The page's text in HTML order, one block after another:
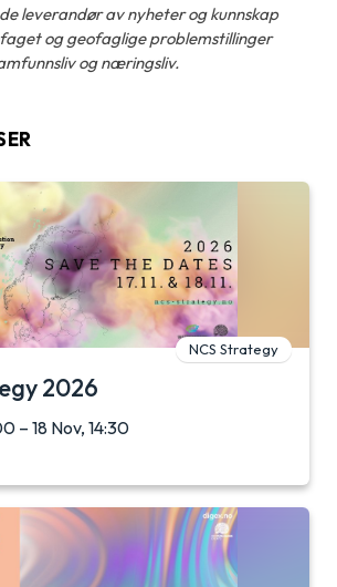
leverandør av nyheter og kunnskap
og geofaglige problemstillinger
og næringsliv.
NCS Strategy
2026
– 18 Nov, 14:30